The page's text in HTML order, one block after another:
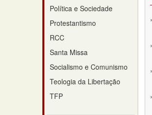
Política e Sociedade
Protestantismo
RCC
Santa Missa
Socialismo e Comunismo
Teologia da Libertação
TFP